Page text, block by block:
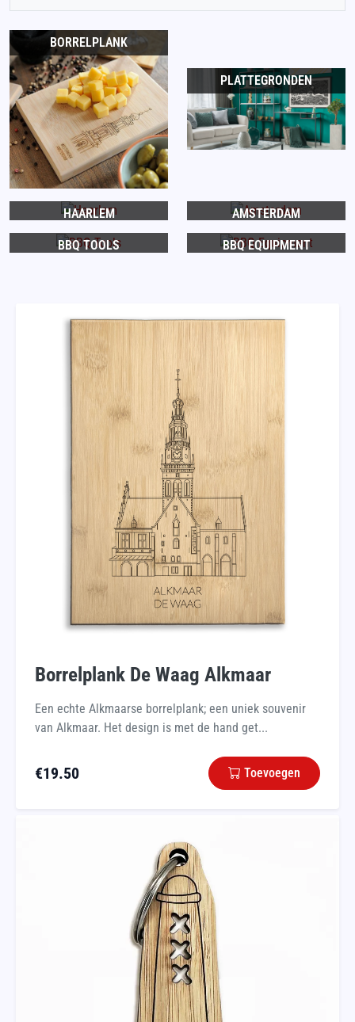
BORRELPLANK
PLATTEGRONDEN
HAARLEM AMSTERDAM
BBQ TOOLS BBQ EQUIPMENT
Borrelplank De Waag Alkmaar
Een echte Alkmaarse borrelplank; een uniek souvenir
van Alkmaar. Het design is met de hand get...
€19.50 Toevoegen